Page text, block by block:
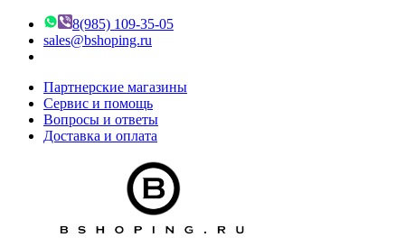
8(985) 109-35-05
sales@bshoping.ru
Партнерские магазины
Сервис и помощь
Вопросы и ответы
Доставка и оплата